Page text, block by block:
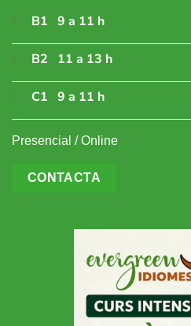
B1 9 a 11 h
B2 11 a 13 h
C1 9 a 11 h
Presencial / Online
CONTACTA